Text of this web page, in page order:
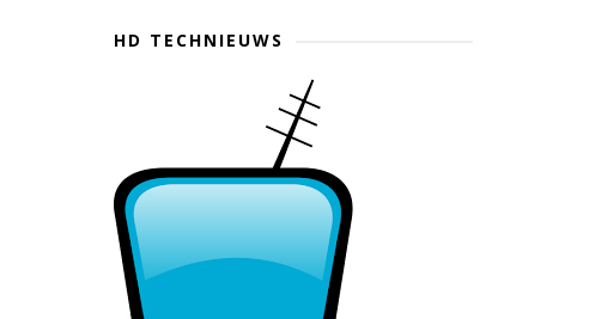
HD TECHNIEUWS